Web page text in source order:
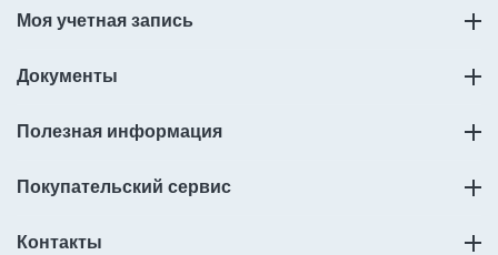
Моя учетная запись
Документы
Полезная информация
Покупательский сервис
Контакты